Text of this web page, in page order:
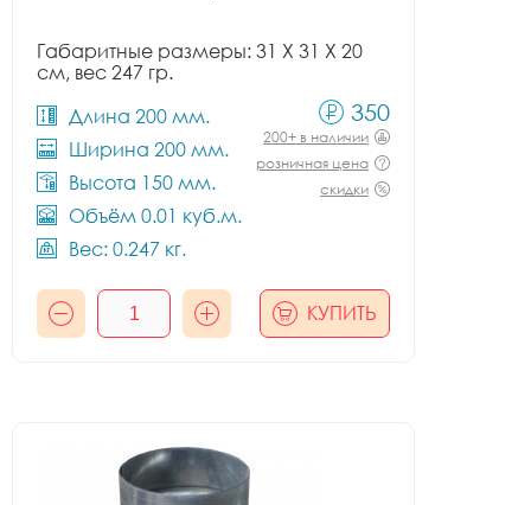
Габаритные размеры: 31 X 31 X 20
см, вес 247 гр.
Длина 200 мм.
Ширина 200 мм.
Высота 150 мм.
Объём 0.01 куб.м.
Вес: 0.247 кг.
350
200+ в наличии
розничная цена
скидки
КУПИТЬ